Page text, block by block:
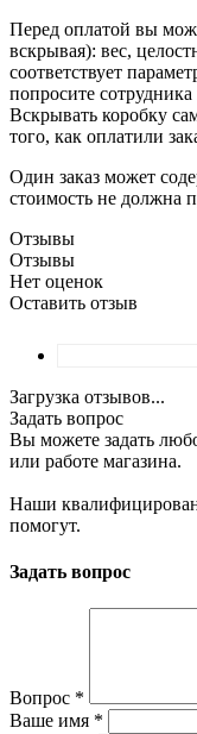
Перед оплатой вы
вскрывая): вес,
соответствует
попросите
Вскрывать коробку
того, как оплатили
Один заказ может
стоимость не должна
Отзывы
Отзывы
Нет оценок
Оставить отзыв
Загрузка отзывов...
Задать вопрос
Вы можете задать
или работе магазина.
Наши
помогут.
Задать вопрос
Вопрос *
Ваше имя *